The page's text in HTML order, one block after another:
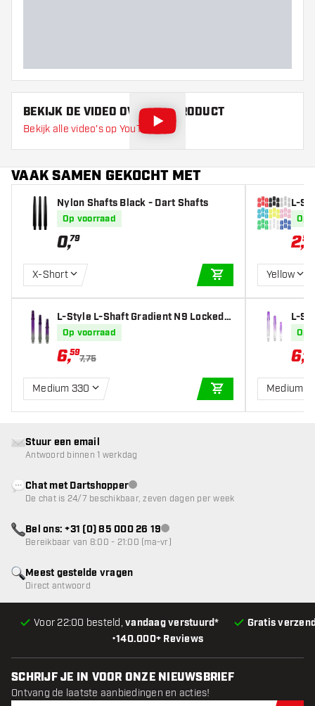
BEKIJK DE VIDEO OVER DIT PRODUCT
Bekijk alle video's op YouTube
VAAK SAMEN GEKOCHT MET
Nylon Shafts Black - Dart Shafts
Op voorraad
0,79
X-Short
IN WINKELWAGEN
L-Style L-Shaft Gradient N9 Locked S
traight Black & Purple - Dart Shafts
Op voorraad
6,59
7,75
Medium 330
IN WINKELWAGEN
L-
Op
2,55
Yellow
L-
Op
6,59
Medium
•140.000+ Reviews
Voor 22:00 besteld,vandaag verstuurd* Gratis
Meest gestelde vragen
Direct antwoord
Stuur een email
Antwoord binnen 1 werkdag
Chat met Dartshopperklantenservice niet beschikbaar
De chat is 24/7 beschikbaar, zeven dagen per week
Bel ons: +31 (0) 85 000 26 19klantenservice niet beschikbaar
Bereikbaar van 8:00 - 21:00 (ma-vr)
SCHRIJF JE IN VOOR ONZE NIEUWSBRIEF
Ontvang de laatste aanbiedingen en acties!